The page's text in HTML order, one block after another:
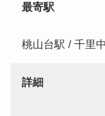
最寄駅
桃山台駅 / 千里
詳細